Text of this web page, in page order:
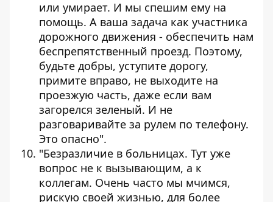
или умирает. И мы спешим ему на
помощь. А ваша задача как участника
дорожного движения - обеспечить нам
беспрепятственный проезд. Поэтому,
будьте добры, уступите дорогу,
примите вправо, не выходите на
проезжую часть, даже если вам
загорелся зеленый. И не
разговаривайте за рулем по телефону.
Это опасно".
"Безразличие в больницах. Тут уже
вопрос не к вызывающим, а к
коллегам. Очень часто мы мчимся,
рискую своей жизнью, для более